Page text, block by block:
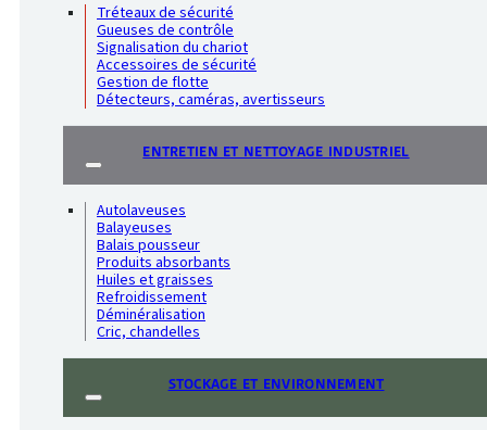
Tréteaux de sécurité
Gueuses de contrôle
Signalisation du chariot
Accessoires de sécurité
Gestion de flotte
Détecteurs, caméras, avertisseurs
ENTRETIEN ET NETTOYAGE INDUSTRIEL
Autolaveuses
Balayeuses
Balais pousseur
Produits absorbants
Huiles et graisses
Refroidissement
Déminéralisation
Cric, chandelles
STOCKAGE ET ENVIRONNEMENT